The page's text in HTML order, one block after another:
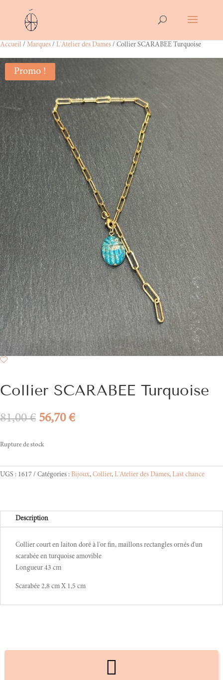
Accueil / Marques / L'Atelier des Dames / Collier SCARABEE Turquoise
Promo !
Collier SCARABEE Turquoise
81,00€ Le
initial
81,00 €.
56,70€Le
56,70 €.
Rupture de stock
UGS : 1617 Catégories : Bijoux, Collier, L'Atelier des Dames, Last chance
Description
Collier court en laiton doré à l'or fin, maillons rectangles ornés d'un
scarabée en turquoise amovible
Longueur 43 cm
Scarabée 2,8 cm X 1,5 cm
